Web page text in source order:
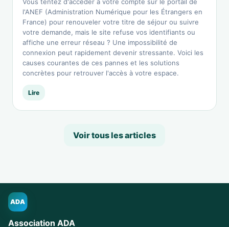
Vous tentez d'accéder à votre compte sur le portail de
l'ANEF (Administration Numérique pour les Étrangers en
France) pour renouveler votre titre de séjour ou suivre
votre demande, mais le site refuse vos identifiants ou
affiche une erreur réseau ? Une impossibilité de
connexion peut rapidement devenir stressante. Voici les
causes courantes de ces pannes et les solutions
concrètes pour retrouver l'accès à votre espace.
Lire
Voir tous les articles
ADA
Association ADA